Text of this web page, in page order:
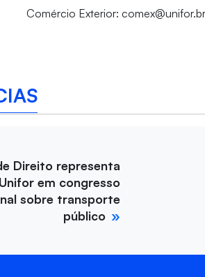
Comércio Exterior:
Direito representa
Unifor em congresso
sobre transporte
público